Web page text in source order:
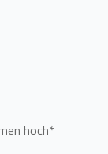
hoch*